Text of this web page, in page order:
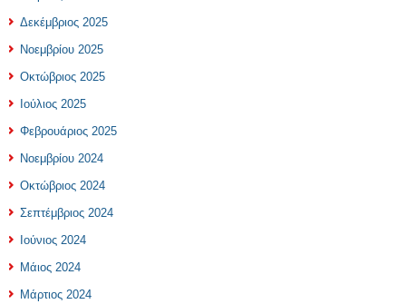
Δεκέμβριος 2025
Νοεμβρίου 2025
Οκτώβριος 2025
Ιούλιος 2025
Φεβρουάριος 2025
Νοεμβρίου 2024
Οκτώβριος 2024
Σεπτέμβριος 2024
Ιούνιος 2024
Μάιος 2024
Μάρτιος 2024